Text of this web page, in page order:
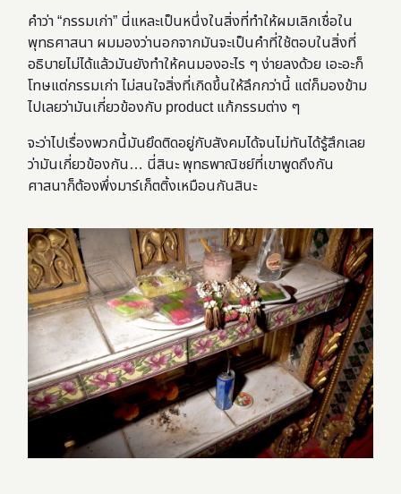
คำว่า “กรรมเก่า” นี่แหละเป็นหนึ่งในสิ่งที่ทำให้ผมเลิกเชื่อใน
พุทธศาสนา ผมมองว่านอกจากมันจะเป็นคำที่ใช้ตอบในสิ่งที่
อธิบายไม่ได้แล้วมันยังทำให้คนมองอะไร ๆ ง่ายลงด้วย เอะอะก็
โทษแต่กรรมเก่า ไม่สนใจสิ่งที่เกิดขึ้นให้ลึกกว่านี้ แต่ก็มองข้าม
ไปเลยว่ามันเกี่ยวข้องกับ product แก้กรรมต่าง ๆ
จะว่าไปเรื่องพวกนี้มันยึดติดอยู่กับสังคมได้จนไม่ทันได้รู้สึกเลย
ว่ามันเกี่ยวข้องกัน… นี่สินะ พุทธพาณิชย์ที่เขาพูดถึงกัน
ศาสนาก็ต้องพึ่งมาร์เก็ตติ้งเหมือนกันสินะ